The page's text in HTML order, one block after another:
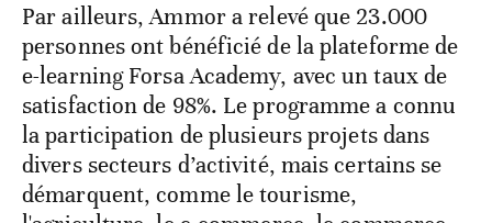
Par ailleurs, Ammor a relevé que 23.000
personnes ont bénéficié de la plateforme de
e-learning Forsa Academy, avec un taux de
satisfaction de 98%. Le programme a connu
la participation de plusieurs projets dans
divers secteurs d’activité, mais certains se
démarquent, comme le tourisme,